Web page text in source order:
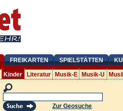
FREIKARTEN SPIELSTÄTTEN
Kinder Literatur Musik-E Musik-U
Zur Geosuche